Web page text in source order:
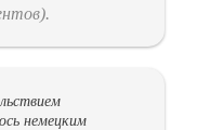
немецким